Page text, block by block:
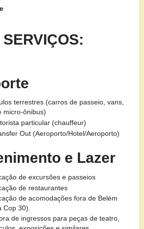
terrestres (carros de passeio, vans,
micro-ônibus)
particular (chauffeur)
Out (Aeroporto/Hotel/Aeroporto)
e Lazer
de excursões e passeios
de restaurantes
de acomodações fora de Belém
Cop 30).
de ingressos para peças de teatro,